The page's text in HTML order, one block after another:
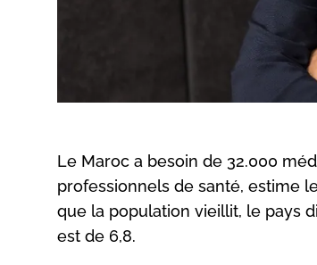
Le Maroc a besoin de 32.000
professionnels de santé, estime
que la population vieillit, le pays
est de 6,8.